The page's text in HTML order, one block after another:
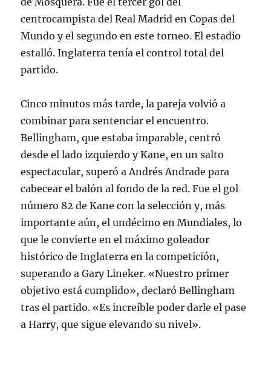
centrocampista del Real Madrid en Copas del
Mundo y el segundo en este torneo. El estadio
estalló. Inglaterra tenía el control total del
partido.
Cinco minutos más tarde, la pareja volvió a
combinar para sentenciar el encuentro.
Bellingham, que estaba imparable, centró
desde el lado izquierdo y Kane, en un salto
espectacular, superó a Andrés Andrade para
cabecear el balón al fondo de la red. Fue el gol
número 82 de Kane con la selección y, más
importante aún, el undécimo en Mundiales, lo
que le convierte en el máximo goleador
histórico de Inglaterra en la competición,
superando a Gary Lineker. «Nuestro primer
objetivo está cumplido», declaró Bellingham
tras el partido. «Es increíble poder darle el pase
a Harry, que sigue elevando su nivel».